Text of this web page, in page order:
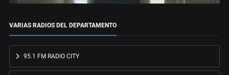
VARIAS RADIOS DEL DEPARTAMENTO
95.1 FM RADIO CITY